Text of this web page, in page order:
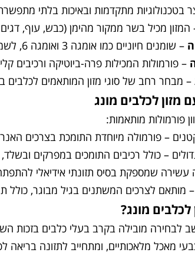
בטכנולוגיות מתקדמות ובאיכות בלתי
המזון מכיל בשר ממקור מהימן (כבש, עוף,
– שומנים חיוניים כמו אומגה 3 ואומגה 6, לשמירה על עור בריא ופרווה מבריקה.
– פורמולות המכילות פרה-ביוטיקה ורכיבים
– מבחר רחב של סוגי מזון המותאמים לכלבים
לכלבים מונג
פורמולות מותאמות:
– פורמולה מיוחדת התומכת בצרכים
– כולל רכיבים התומכים במפרקים
עשירה שמספקת בסיס תזונתי אידיאלי
– מותאם לצרכים המשתנים בגיל מבוגר, כולל
מונג?
לבחירה מובילה בקרב בעלי כלבים
מאכל מלאכותיים, ומתחייב לתזונה בריאה